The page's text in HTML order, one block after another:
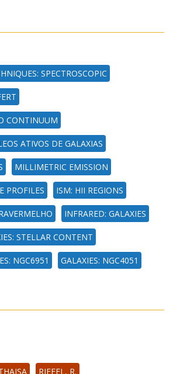
SPECTROSCOPIC
CONTINUUM
ATIVOS DE GALAXIAS
MILLIMETRIC EMISSION
PROFILES ISM: HII REGIONS
INFRARED: GALAXIES
STELLAR CONTENT
NGC6951 GALAXIES: NGC4051
RIFFEL, R.